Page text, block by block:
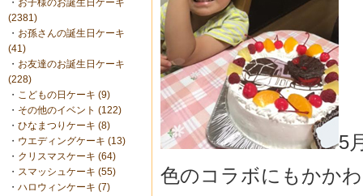
・ お子様のお誕生日ケーキ
(2381)
・ お孫さんの誕生日ケーキ
(41)
・ お友達のお誕生日ケーキ
(228)
・ こどもの日ケーキ (9)
・ その他のイベント (122)
・ ひなまつりケーキ (8)
・ ウエディングケーキ (13)
・ クリスマスケーキ (64)
・ スマッシュケーキ (55)
・ ハロウィンケーキ (7)
5
色のコラボにもかか